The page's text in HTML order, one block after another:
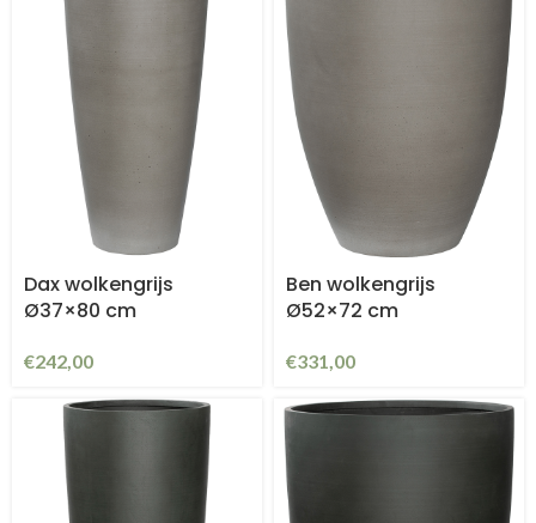
Dax wolkengrijs
Ø37×80 cm
€242,00
Ben wolkengrijs
Ø52×72 cm
€331,00